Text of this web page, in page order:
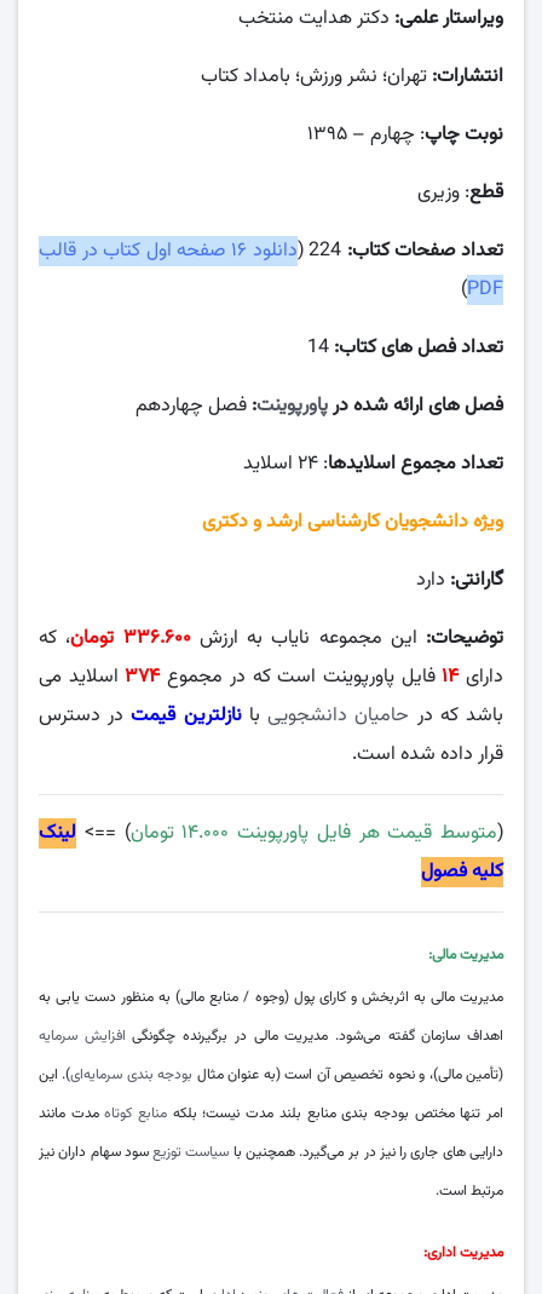
ویراستار علمی: دکتر هدایت منتخب
انتشارات: تهران؛ نشر ورزش؛ بامداد کتاب
نوبت چاپ: چهارم – ۱۳۹۵
قطع: وزیری
تعداد صفحات کتاب:
دانلود ۱۶ صفحه اول کتاب در قالب
PDF
)
تعداد فصل های کتاب:
فصل های ارائه شده درپاورپوینت: فصل چهاردهم
تعداد مجموع اسلایدها: ۲۴ اسلاید
ویژه دانشجویان کارشناسی ارشد و دکتری
گارانتی: دارد
توضیحات: این مجموعه نایاب به ارزش ۳۳۶.۶۰۰ تومان، که
دارای۱۴ فایل پاورپوینت است که در مجموع۳۷۴ اسلاید می
باشد که در حامیان دانشجوییبانازلترین قیمتدر دسترس
قرار داده شده است.
(متوسط قیمت هر فایل پاورپوینت ۱۴.۰۰۰ تومان ) ==> لینک
کلیه فصول
مدیریت مالی:
مدیریت مالی به اثربخش و کارای پول (وجوه / منابع مالی) به منظور دست ‌یابی به
اهداف سازمان گفته می‌شود. مدیریت مالی در برگیرنده چگونگی افزایش سرمایه
(تأمین مالی)، و نحوه تخصیص آن است (به عنوان مثال بودجه بندی سرمایه‌ای). این
امر تنها مختص بودجه بندی منابع بلند مدت نیست؛ بلکه منابع کوتاهمدت مانند
دارایی ‌های جاری را نیز در بر می‌گیرد. همچنین با سیاست توزیعسود سهام داران نیز
مرتبط است.
مدیریت اداری: